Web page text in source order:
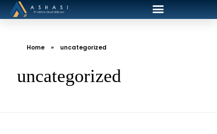
Home » uncategorized
uncategorized